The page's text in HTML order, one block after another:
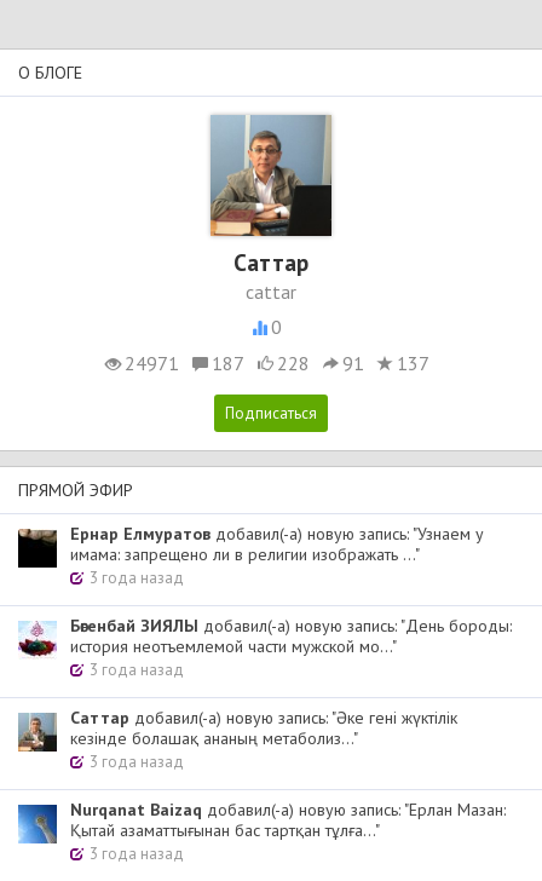
О БЛОГЕ
Cаттар
cattar
0
24971
187 228 91 137
ПРЯМОЙ ЭФИР
Ернар Елмуратов добавил(-а) новую запись: "Узнаем у
имама: запрещено ли в религии изображать ..."
3 года назад
Бөгенбай ЗИЯЛЫ добавил(-а) новую запись: "День бороды:
история неотъемлемой части мужской мо..."
3 года назад
Cаттар добавил(-а) новую запись: "Әке гені жүктілік
кезінде болашақ ананың метаболиз..."
3 года назад
Nurqanat Baizaq добавил(-а) новую запись: "Ерлан Мазан:
Қытай азаматтығынан бас тартқан тұлға..."
3 года назад